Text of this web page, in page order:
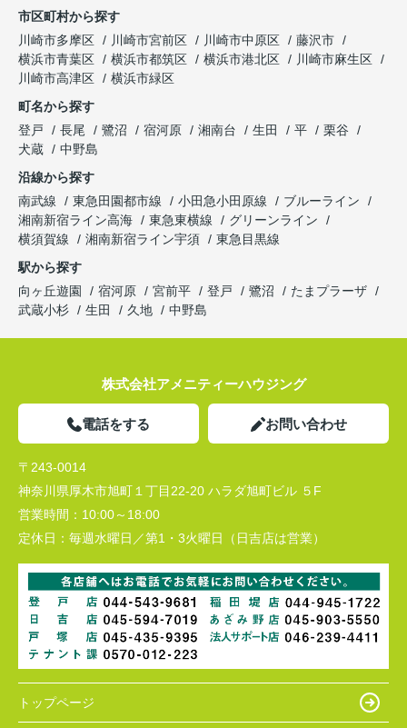
市区町村から探す
川崎市多摩区
川崎市宮前区 川崎市中原区
藤沢市
横浜市青葉区
横浜市都筑区 横浜市港北区
川崎市麻生区
川崎市高津区
横浜市緑区
町名から探す
登戸
長尾 鷺沼 宿河原 湘南台 生田 平
栗谷
犬蔵
中野島
沿線から探す
南武線
東急田園都市線 小田急小田原線
ブルーライン
湘南新宿ライン高海
東急東横線
グリーンライン
横須賀線
湘南新宿ライン宇須
東急目黒線
駅から探す
向ヶ丘遊園
宿河原 宮前平 登戸 鷺沼
たまプラーザ
武蔵小杉
生田 久地 中野島
株式会社アメニティーハウジング
電話をする お問い合わせ
〒243-0014
神奈川県厚木市旭町１丁目22-20 ハラダ旭町ビル ５F
営業時間： 10:00～18:00
定休日： 毎週水曜日／第1・3火曜日（日吉店は営業）
トップページ